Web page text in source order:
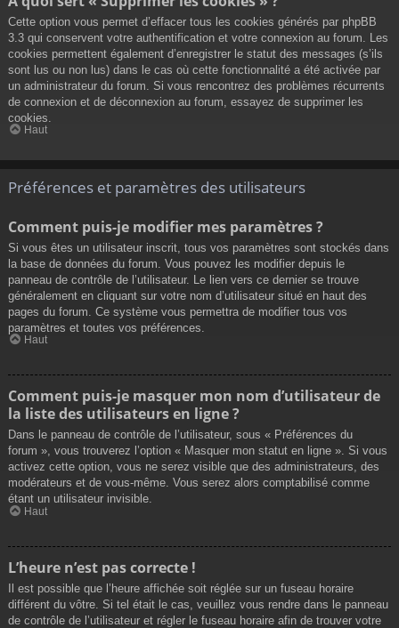
Cette option vous permet d’effacer tous les cookies générés par phpBB
3.3 qui conservent votre authentification et votre connexion au forum. Les
cookies permettent également d’enregistrer le statut des messages (s’ils
sont lus ou non lus) dans le cas où cette fonctionnalité a été activée par
un administrateur du forum. Si vous rencontrez des problèmes récurrents
de connexion et de déconnexion au forum, essayez de supprimer les
cookies.
Haut
Préférences et paramètres des utilisateurs
Comment puis-je modifier mes paramètres ?
Si vous êtes un utilisateur inscrit, tous vos paramètres sont stockés dans
la base de données du forum. Vous pouvez les modifier depuis le
panneau de contrôle de l’utilisateur. Le lien vers ce dernier se trouve
généralement en cliquant sur votre nom d’utilisateur situé en haut des
pages du forum. Ce système vous permettra de modifier tous vos
paramètres et toutes vos préférences.
Haut
Comment puis-je masquer mon nom d’utilisateur de
la liste des utilisateurs en ligne ?
Dans le panneau de contrôle de l’utilisateur, sous « Préférences du
forum », vous trouverez l’option « Masquer mon statut en ligne ». Si vous
activez cette option, vous ne serez visible que des administrateurs, des
modérateurs et de vous-même. Vous serez alors comptabilisé comme
étant un utilisateur invisible.
Haut
L’heure n’est pas correcte !
Il est possible que l’heure affichée soit réglée sur un fuseau horaire
différent du vôtre. Si tel était le cas, veuillez vous rendre dans le panneau
de contrôle de l’utilisateur et régler le fuseau horaire afin de trouver votre